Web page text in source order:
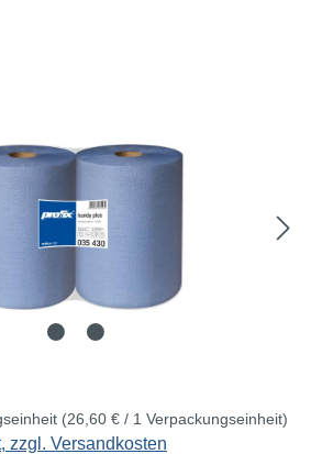
(26,60 € / 1 Verpackungseinheit)
zzgl. Versandkosten